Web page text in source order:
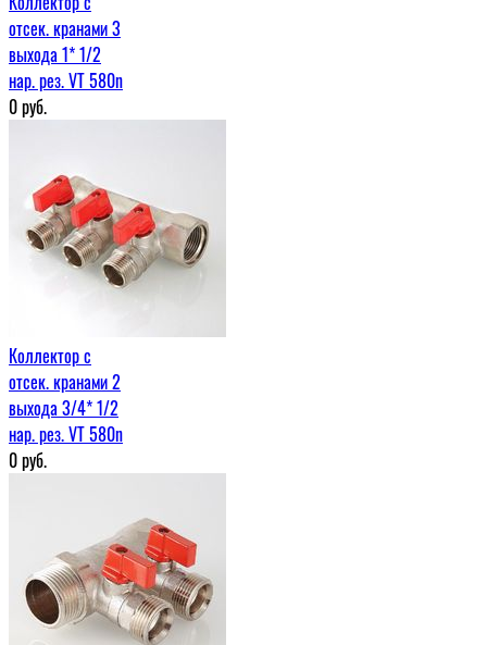
отсек. кранами 3
выхода 1* 1/2
нар. рез. VT 580n
0руб.
Коллектор с
отсек. кранами 2
выхода 3/4* 1/2
нар. рез. VT 580n
0руб.